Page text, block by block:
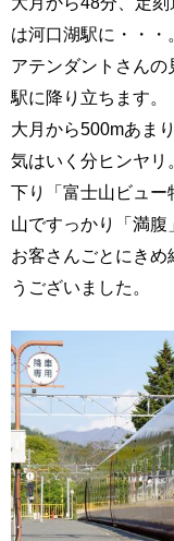
は河口湖駅に・・・。
アテンダントさん
駅に降り立ちます。
大月から500mあま
気はいく分ヒンヤリ。
下り「富士山ビュ
山ですっかり「満腹
お客さんごとにきめ
うございました。